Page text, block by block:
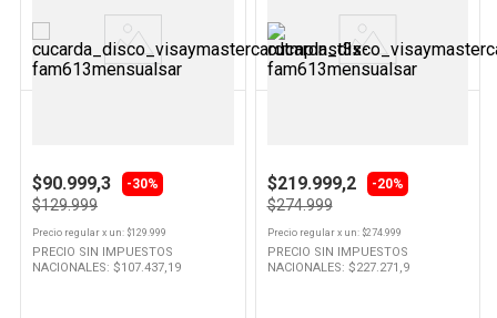
Ver
Producto
$90.999,3 -30%
$129.999
Precio regular x un: $129.999
PRECIO SIN IMPUESTOS
NACIONALES: $107.437,19
Ver
Producto
$219.999,2 -20%
$274.999
Precio regularx un: $274.999
PRECIO SIN IMPUESTOS
NACIONALES: $227.271,9